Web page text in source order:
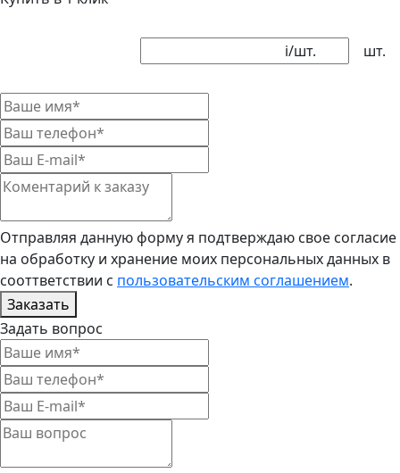
шт.
i/шт.
Отправляя данную форму я подтверждаю свое согласие
на обработку и хранение моих персональных данных в
сооттветствии с пользовательским соглашением.
Заказать
Задать вопрос